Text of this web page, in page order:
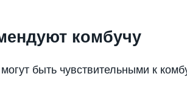
комбучу
быть чувствительными к